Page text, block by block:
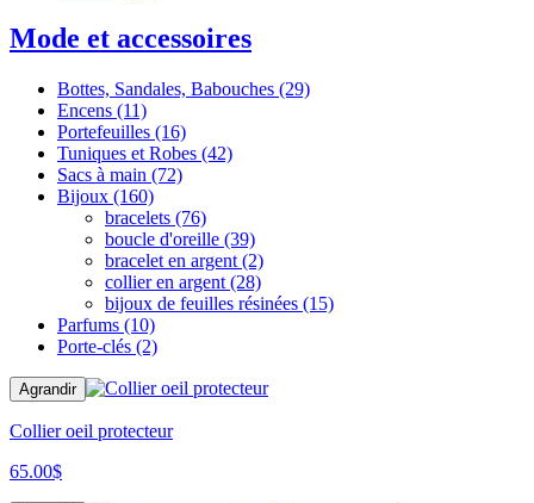
Mode et accessoires
Bottes, Sandales, Babouches (29)
Encens (11)
Portefeuilles (16)
Tuniques et Robes (42)
Sacs à main (72)
Bijoux (160)
bracelets (76)
boucle d'oreille (39)
bracelet en argent (2)
collier en argent (28)
bijoux de feuilles résinées (15)
Parfums (10)
Porte-clés (2)
Agrandir
Collier oeil protecteur
65.00$